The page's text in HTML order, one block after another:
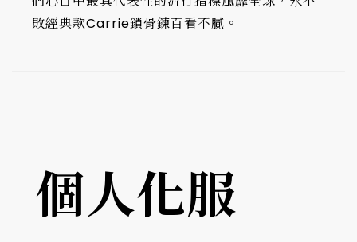
敗經典款Carrie鎖骨鍊百看不膩。
個人化服